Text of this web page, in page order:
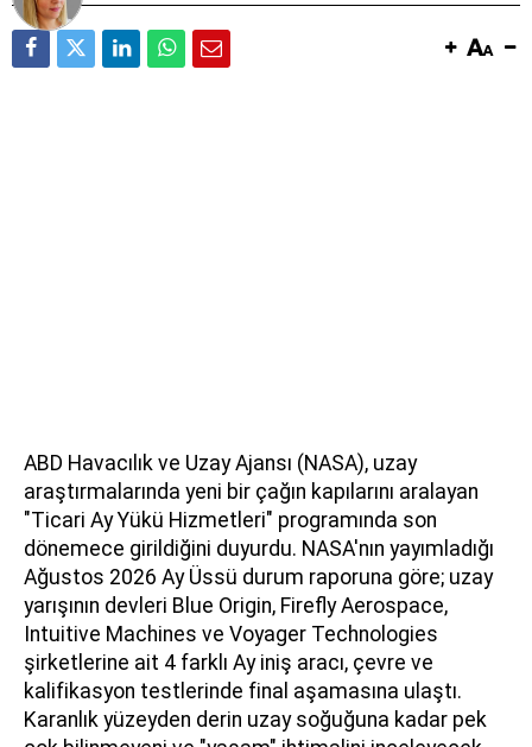
ABD Havacılık ve Uzay Ajansı (NASA), uzay
araştırmalarında yeni bir çağın kapılarını aralayan
"Ticari Ay Yükü Hizmetleri" programında son
dönemece girildiğini duyurdu. NASA'nın yayımladığı
Ağustos 2026 Ay Üssü durum raporuna göre; uzay
yarışının devleri Blue Origin, Firefly Aerospace,
Intuitive Machines ve Voyager Technologies
şirketlerine ait 4 farklı Ay iniş aracı, çevre ve
kalifikasyon testlerinde final aşamasına ulaştı.
Karanlık yüzeyden derin uzay soğuğuna kadar pek